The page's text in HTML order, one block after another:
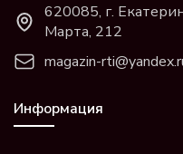
620085, г.
Марта, 212
magazin-
Информация